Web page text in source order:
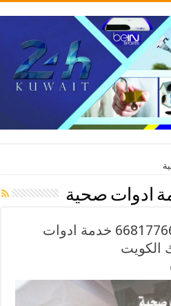
ادوات صحية
ادوات صحية الكويت 66817766 خدمة ادوات